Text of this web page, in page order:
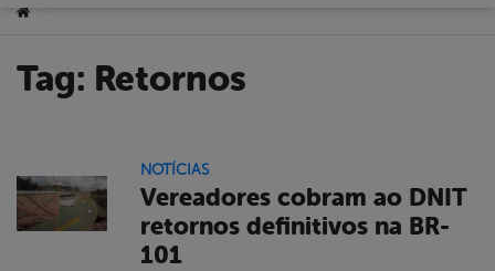
Você está aqui:
Tag: Retornos
NOTÍCIAS
Vereadores cobram ao DNIT
retornos definitivos na BR-
101